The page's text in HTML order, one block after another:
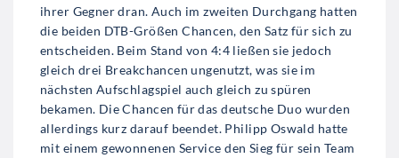
ihrer Gegner dran. Auch im zweiten Durchgang hatten
die beiden DTB-Größen Chancen, den Satz für sich zu
entscheiden. Beim Stand von 4:4 ließen sie jedoch
gleich drei Breakchancen ungenutzt, was sie im
nächsten Aufschlagspiel auch gleich zu spüren
bekamen. Die Chancen für das deutsche Duo wurden
allerdings kurz darauf beendet. Philipp Oswald hatte
mit einem gewonnenen Service den Sieg für sein Team